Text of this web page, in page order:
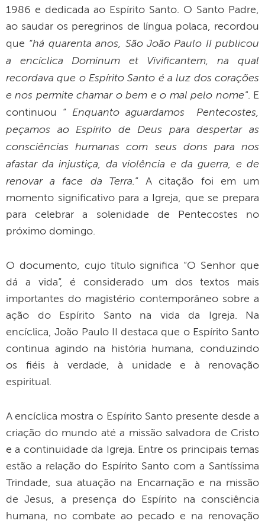
1986 e dedicada ao Espírito Santo. O Santo Padre,
ao saudar os peregrinos de língua polaca, recordou
que “há quarenta anos, São João Paulo II publicou
a encíclica Dominum et Vivificantem, na qual
recordava que o Espírito Santo é a luz dos corações
e nos permite chamar o bem e o mal pelo nome". E
continuou “ Enquanto aguardamos Pentecostes,
peçamos ao Espírito de Deus para despertar as
consciências humanas com seus dons para nos
afastar da injustiça, da violência e da guerra, e de
renovar a face da Terra.” A citação foi em um
momento significativo para a Igreja, que se prepara
para celebrar a solenidade de Pentecostes no
próximo domingo.
O documento, cujo título significa “O Senhor que
dá a vida”, é considerado um dos textos mais
importantes do magistério contemporâneo sobre a
ação do Espírito Santo na vida da Igreja. Na
encíclica, João Paulo II destaca que o Espírito Santo
continua agindo na história humana, conduzindo
os fiéis à verdade, à unidade e à renovação
espiritual.
A encíclica mostra o Espírito Santo presente desde a
criação do mundo até a missão salvadora de Cristo
e a continuidade da Igreja. Entre os principais temas
estão a relação do Espírito Santo com a Santíssima
Trindade, sua atuação na Encarnação e na missão
de Jesus, a presença do Espírito na consciência
humana, no combate ao pecado e na renovação